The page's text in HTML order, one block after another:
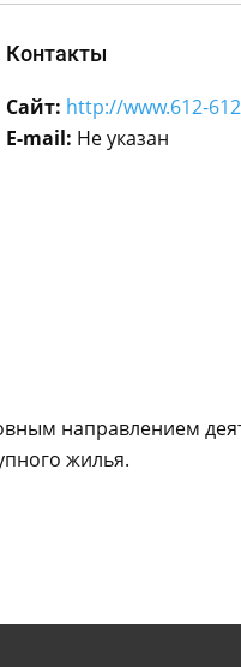
Контакты
Сайт: http://www.612-
E-mail: Не указан
направлением
жилья.